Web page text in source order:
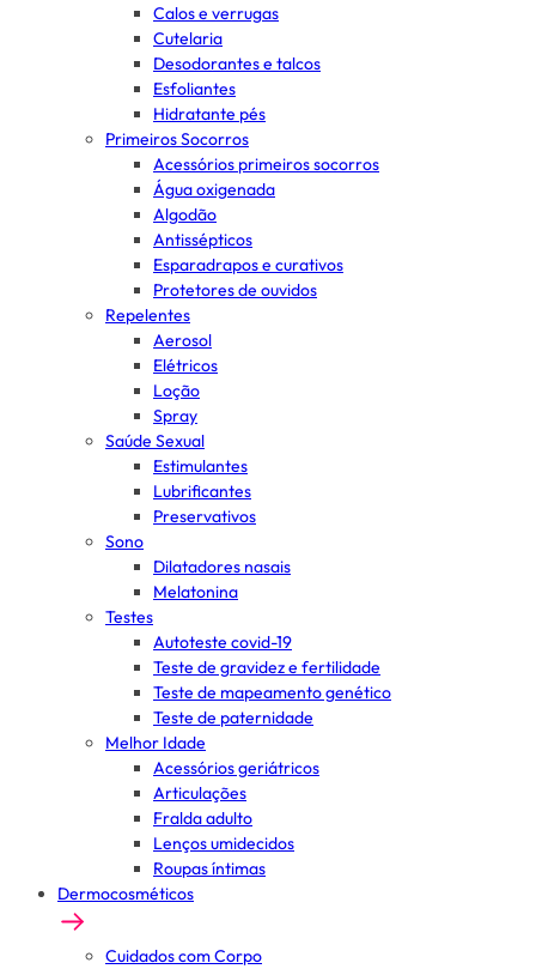
Calos e verrugas
Cutelaria
Desodorantes e talcos
Esfoliantes
Hidratante pés
Primeiros Socorros
Acessórios primeiros socorros
Água oxigenada
Algodão
Antissépticos
Esparadrapos e curativos
Protetores de ouvidos
Repelentes
Aerosol
Elétricos
Loção
Spray
Saúde Sexual
Estimulantes
Lubrificantes
Preservativos
Sono
Dilatadores nasais
Melatonina
Testes
Autoteste covid-19
Teste de gravidez e fertilidade
Teste de mapeamento genético
Teste de paternidade
Melhor Idade
Acessórios geriátricos
Articulações
Fralda adulto
Lenços umidecidos
Roupas íntimas
Dermocosméticos
Cuidados com Corpo